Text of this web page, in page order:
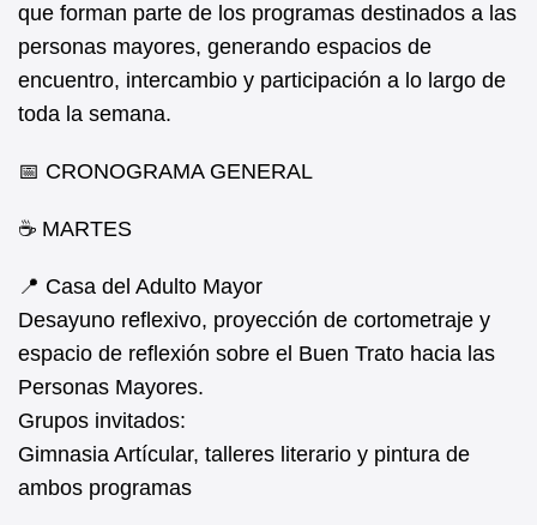
que forman parte de los programas destinados a las
personas mayores, generando espacios de
encuentro, intercambio y participación a lo largo de
toda la semana.
📅 CRONOGRAMA GENERAL
☕ MARTES
📍 Casa del Adulto Mayor
Desayuno reflexivo, proyección de cortometraje y
espacio de reflexión sobre el Buen Trato hacia las
Personas Mayores.
Grupos invitados:
Gimnasia Artícular, talleres literario y pintura de
ambos programas